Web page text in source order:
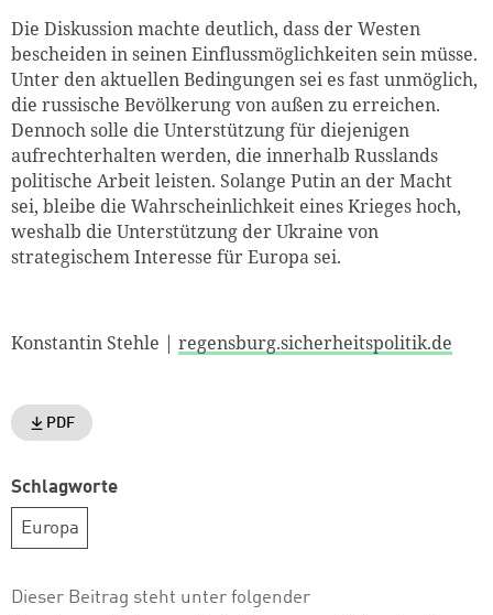
Die Diskussion machte deutlich, dass der Westen
bescheiden in seinen Einflussmöglichkeiten sein müsse.
Unter den aktuellen Bedingungen sei es fast unmöglich,
die russische Bevölkerung von außen zu erreichen.
Dennoch solle die Unterstützung für diejenigen
aufrechterhalten werden, die innerhalb Russlands
politische Arbeit leisten. Solange Putin an der Macht
sei, bleibe die Wahrscheinlichkeit eines Krieges hoch,
weshalb die Unterstützung der Ukraine von
strategischem Interesse für Europa sei.
Konstantin Stehle | regensburg.sicherheitspolitik.de
PDF
Schlagworte
Europa
Dieser Beitrag steht unter folgender